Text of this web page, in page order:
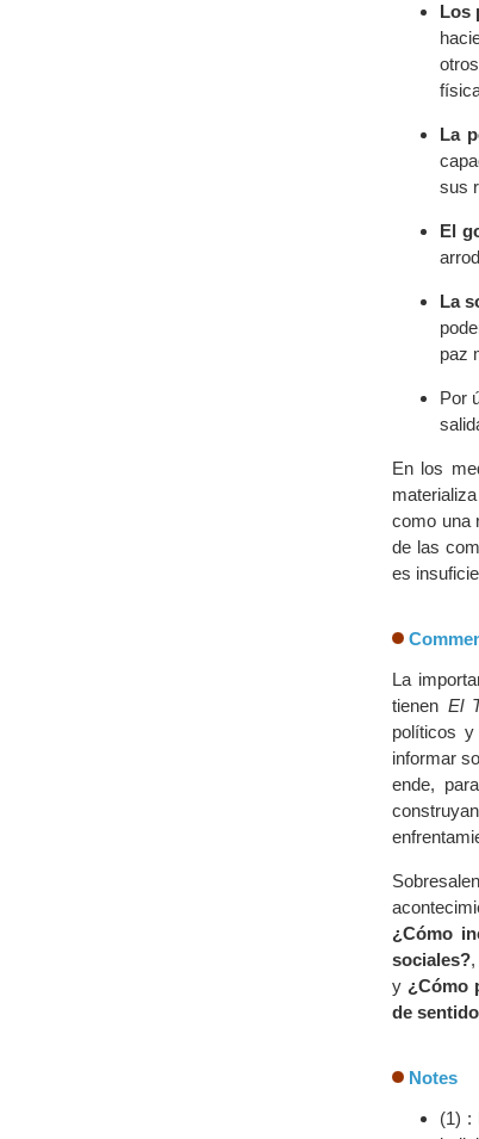
Los
La
sus
El
La
paz
Por
En los
como una
de las
es
La
tienen El
políticos
informar
ende,
¿Cómo
sociales?,
y ¿Cómo
de
Notes
(1) :